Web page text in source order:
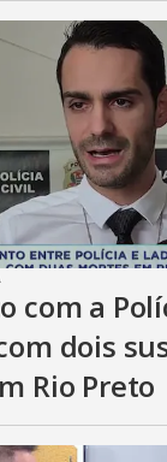
com a
dois
Rio Preto